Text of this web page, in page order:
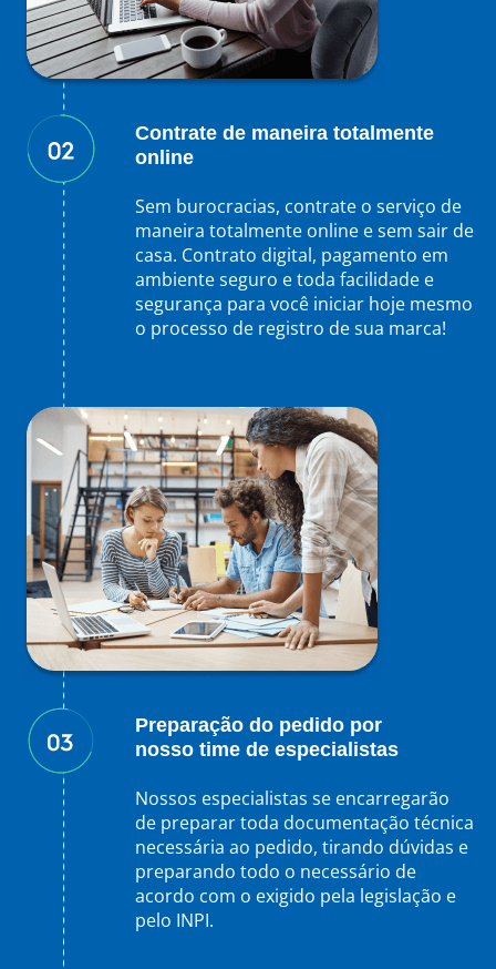
Contrate de maneira totalmente
online
Sem burocracias, contrate o serviço de
maneira totalmente online e sem sair de
casa. Contrato digital, pagamento em
ambiente seguro e toda facilidade e
segurança para você iniciar hoje mesmo
o processo de registro de sua marca!
Preparação do pedido por
nosso time de especialistas
Nossos especialistas se encarregarão
de preparar toda documentação técnica
necessária ao pedido, tirando dúvidas e
preparando todo o necessário de
acordo com o exigido pela legislação e
pelo INPI.